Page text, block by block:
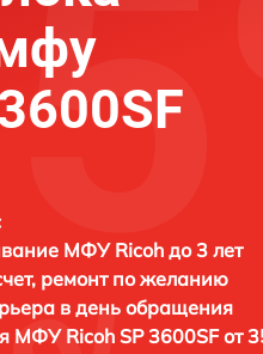
МФУ Ricoh до 3 лет
ремонт по желанию
в день обращения
МФУ Ricoh SP 3600SF от